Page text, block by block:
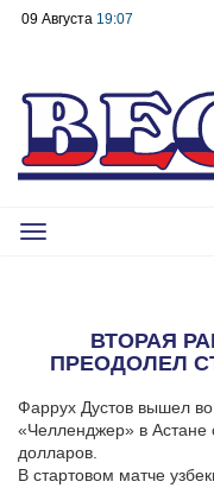
09 Августа 19:07
Toggle
ВТОРАЯ
ПРЕОДОЛЕЛ
Фаррух Дустов вышел во
«Челленджер» в
долларов.
В стартовом матче